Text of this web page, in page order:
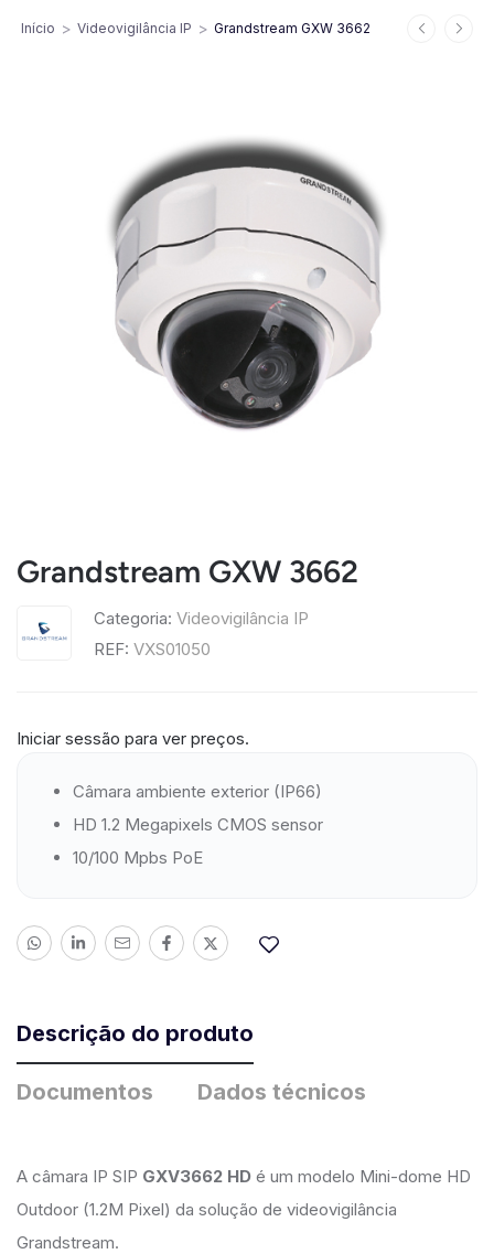
Início > Videovigilância IP > Grandstream GXW 3662
Grandstream GXW 3662
Categoria: Videovigilância IP
REF: VXS01050
Iniciar sessão para ver preços.
Câmara ambiente exterior (IP66)
HD 1.2 Megapixels CMOS sensor
10/100 Mpbs PoE
Descrição do produto
Documentos Dados técnicos
A câmara IP SIP GXV3662 HD é um modelo Mini-dome HD
Outdoor (1.2M Pixel) da solução de videovigilância
Grandstream.